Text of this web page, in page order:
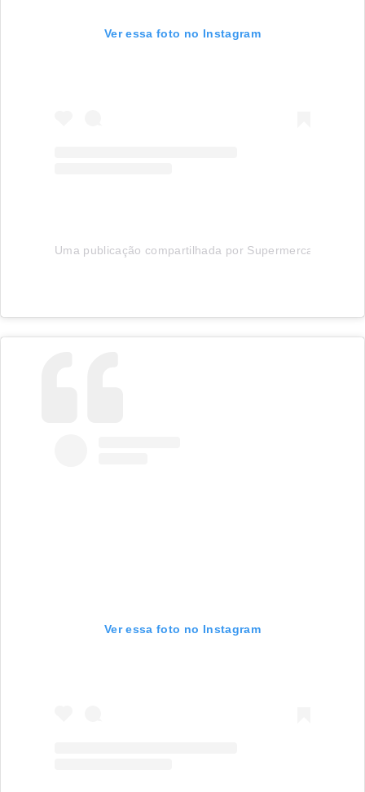
Ver essa foto no Instagram
Uma publicação compartilhada por Supermercados
Ver essa foto no Instagram